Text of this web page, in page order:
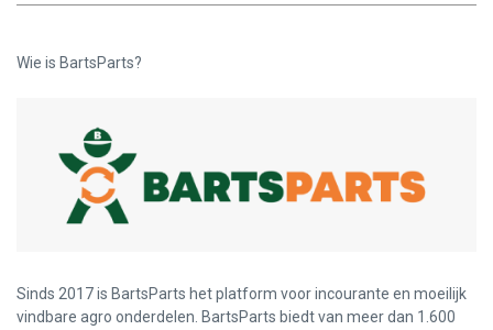
Wie is BartsParts?
Sinds 2017 is BartsParts het platform voor incourante en moeilijk
vindbare agro onderdelen. BartsParts biedt van meer dan 1.600